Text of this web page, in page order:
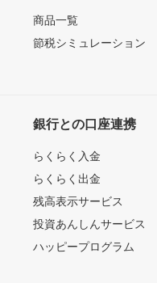
商品一覧
節税シミュレーション
銀行との口座連携
らくらく入金
らくらく出金
残高表示サービス
投資あんしんサービス
ハッピープログラム